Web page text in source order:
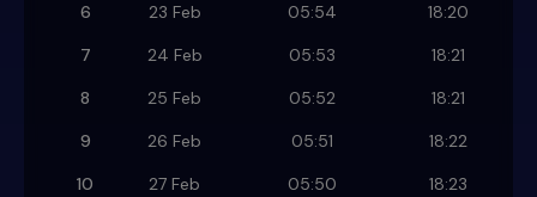
6
23 Feb 05:54
18:20
7
24 Feb 05:53
18:21
8
25 Feb 05:52
18:21
9
26 Feb 05:51
18:22
10
27 Feb 05:50
18:23